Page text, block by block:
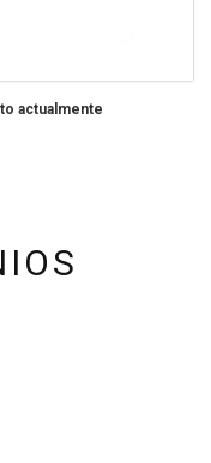
actualmente